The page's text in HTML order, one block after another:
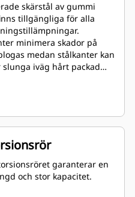
skärstål av gummi
tillgängliga för alla
minimera skador på
medan stålkanter kan
slunga iväg hårt packad
garanterar en
och stor kapacitet.